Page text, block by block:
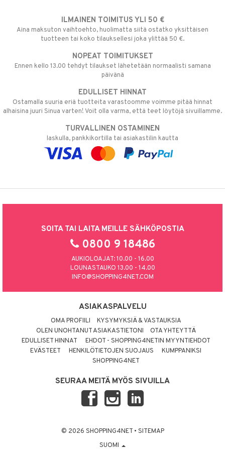
ILMAINEN TOIMITUS YLI 50 €
Aina maksuton vaihtoehto, huolimatta siitä ostatko yksittäisen
tuotteen tai koko tilauksellesi joka ylittää 50 €.
NOPEAT TOIMITUKSET
Ennen kello 13.00 tehdyt tilaukset lähetetään normaalisti samana
päivänä
EDULLISET HINNAT
Ostamalla suuria eriä tuotteita varastoomme voimme pitää hinnat
alhaisina juuri Sinua varten! Voit olla varma, että teet löytöjä sivuillamme.
TURVALLINEN OSTAMINEN
laskulla, pankkikortilla tai asiakastilin kautta
SOITA TAI LAITA MEILLE SÄHKÖPOSTIA
0800 9 18486
AUKIOLOAJAT: 10.00 - 16.00
LOUNASTAUKO 13.00 - 14.00
INFO@SHOPPING4NET.COM
ASIAKASPALVELU
OMA PROFIILI
KYSYMYKSIÄ & VASTAUKSIA
OLEN UNOHTANUT ASIAKASTIETONI
OTA YHTEYTTÄ
EDULLISET HINNAT
EHDOT - SHOPPING4NETIN MYYNTIEHDOT
EVÄSTEET
HENKILÖTIETOJEN SUOJAUS
KUMPPANIKSI
SHOPPING4NET
SEURAA MEITÄ MYÖS SIVUILLA
© 2026 SHOPPING4NET • SITEMAP
SUOMI